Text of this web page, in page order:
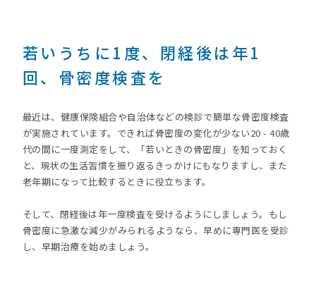
若いうちに1度、閉経後は年1
回、骨密度検査を
最近は、健康保険組合や自治体などの検診で簡単な骨密度検査
が実施されています。できれば骨密度の変化が少ない20 - 40歳
代の間に一度測定をして、「若いときの骨密度」を知っておく
と、現状の生活習慣を振り返るきっかけにもなりますし、また
老年期になって比較するときに役立ちます。
そして、閉経後は年一度検査を受けるようにしましょう。もし
骨密度に急激な減少がみられるようなら、早めに専門医を受診
し、早期治療を始めましょう。